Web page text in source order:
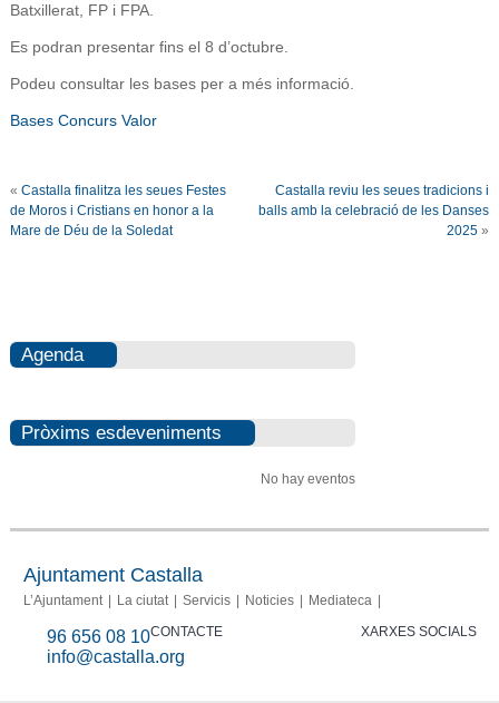
Batxillerat, FP i FPA.
Es podran presentar fins el 8 d’octubre.
Podeu consultar les bases per a més informació.
Bases Concurs Valor
« Castalla finalitza les seues Festes
de Moros i Cristians en honor a la
Mare de Déu de la Soledat
Castalla reviu les seues tradicions i
balls amb la celebració de les Danses
2025 »
Agenda
Pròxims esdeveniments
No hay eventos
Ajuntament Castalla
L’Ajuntament La ciutat Servicis Noticies
Mediateca
CONTACTE
96 656 08 10
info@castalla.org
XARXES SOCIALS